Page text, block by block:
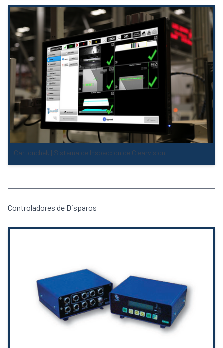
Cartonchek | Sistema de Inspección de Clearvision
Controladores de Disparos